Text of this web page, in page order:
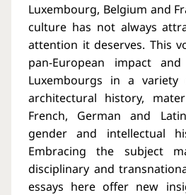
Luxembourg, Belgium and
culture has not always
attention it deserves. This
pan-European impact
Luxembourgs in a
architectural history,
French, German and
gender and intellectual
Embracing the subject
disciplinary and
essays here offer new